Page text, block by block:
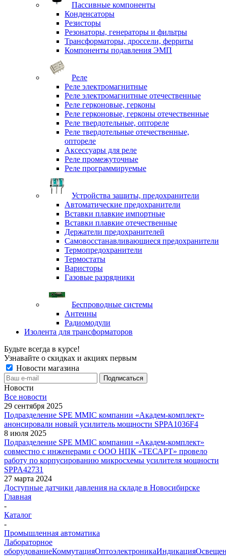
Пассивные компоненты
Конденсаторы
Резисторы
Резонаторы, генераторы и фильтры
Трансформаторы, дроссели, ферриты
Компоненты подавления ЭМП
Реле
Реле электромагнитные
Реле электромагнитные отечественные
Реле герконовые, герконы
Реле герконовые, герконы отечественные
Реле твердотельные, оптореле
Реле твердотельные отечественные,
оптореле
Аксессуары для реле
Реле промежуточные
Реле программируемые
Устройства защиты, предохранители
Автоматические предохранители
Вставки плавкие импортные
Вставки плавкие отечественные
Держатели предохранителей
Самовосстанавливающиеся предохранители
Термопредохранители
Термостаты
Варисторы
Газовые разрядники
Беспроводные системы
Антенны
Радиомодули
Изолента для трансформаторов
Будьте всегда в курсе!
Узнавайте о скидках и акциях первым
Новости магазина
Новости
Все новости
29 сентября 2025
Подразделение SPE MMIC компании «Академ-комплект»
анонсировали новый усилитель мощности SPPA1036F4
8 июля 2025
Подразделение SPE MMIC компании «Академ-комплект»
совместно с инженерами с ООО НПК «ТЕСАРТ» провело
работу по корпусированию микросхемы усилителя мощности
SPPA42731
27 марта 2024
Доступные датчики давления на складе в Новосибирске
Главная
-
Каталог
-
Промышленная автоматика
Лабораторное
оборудованиеКоммутацияОптоэлектроникаИндикация